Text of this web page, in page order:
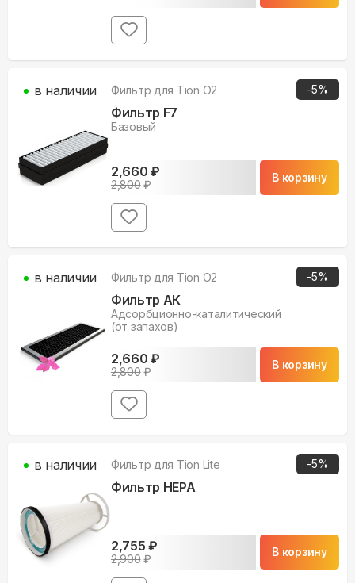
-5%
Фильтр для Tion O2
Фильтр F7
Базовый
2,660 ₽
2,800₽
В корзину
в наличии
-5%
Фильтр для Tion O2
Фильтр АК
Адсорбционно-каталитический
(от запахов)
2,660 ₽
2,800₽
В корзину
в наличии
-5%
Фильтр для Tion Lite
Фильтр HEPA
2,755 ₽
2,900₽
В корзину
в наличии